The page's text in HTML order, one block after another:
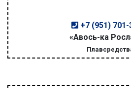
+7 (951) 701-
«Авось-ка